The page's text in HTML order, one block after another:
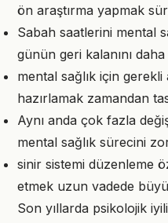
ön araştırma yapmak
Sabah saatlerini mental
günün geri kalanını
mental sağlık için
hazırlamak zamandan
Aynı anda çok fazla
mental sağlık sürecini
sinir sistemi düzenleme
etmek uzun vadede
Son yıllarda psikolojik